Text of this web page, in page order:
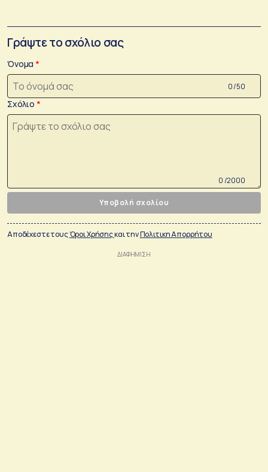
Γράψτε το σχόλιο σας
Όνομα
0 /50
Σχόλιο
0 /2000
Υποβολή σχολίου
Αποδέχεστε τουςΌροι Χρήσηςκαι τηνΠολιτικη Απορρήτου